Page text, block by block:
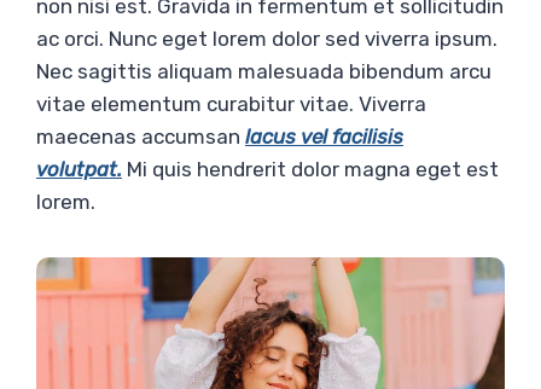
non nisi est. Gravida in fermentum et sollicitudin
ac orci. Nunc eget lorem dolor sed viverra ipsum.
Nec sagittis aliquam malesuada bibendum arcu
vitae elementum curabitur vitae. Viverra
maecenas accumsan lacus vel facilisis
volutpat. Mi quis hendrerit dolor magna eget est
lorem.